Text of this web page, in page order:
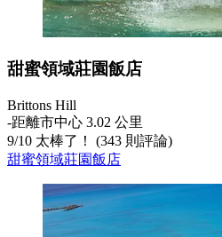
甜蜜領域莊園飯店
Brittons Hill
‐距離市中心 3.02 公里
9/10 太棒了！ (343 則評論)
甜蜜領域莊園飯店